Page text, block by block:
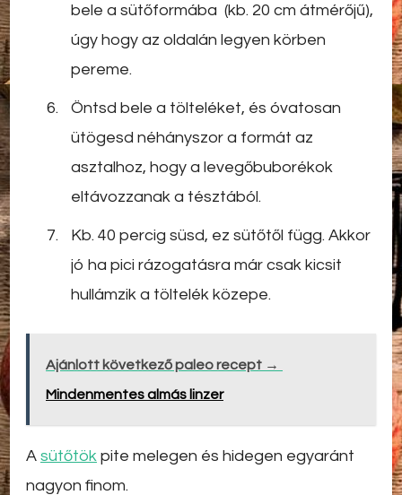
bele a sütőformába (kb. 20 cm átmérőjű),
úgy hogy az oldalán legyen körben
pereme.
Öntsd bele a tölteléket, és óvatosan
ütögesd néhányszor a formát az
asztalhoz, hogy a levegőbuborékok
eltávozzanak a tésztából.
Kb. 40 percig süsd, ez sütőtől függ. Akkor
jó ha pici rázogatásra már csak kicsit
hullámzik a töltelék közepe.
Ajánlott következő paleo recept →
Mindenmentes almás linzer
A sütőtök pite melegen és hidegen egyaránt
nagyon finom.